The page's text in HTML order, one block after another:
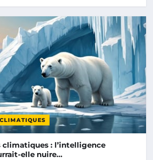
climatiques : l’intelligence
elle nuire…